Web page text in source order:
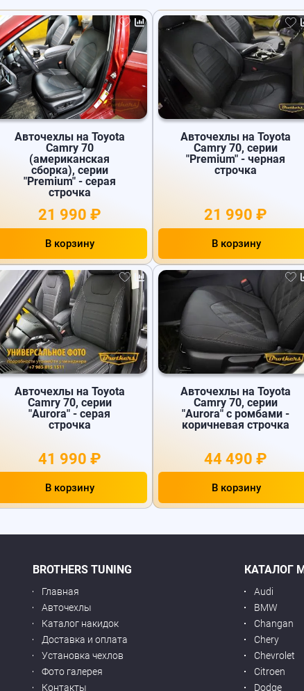
Авточехлы на Toyota
Camry 70
(американская
сборка), серии
"Premium" - серая
строчка
21 990 ₽
В корзину
Авточехлы на Toyota
Camry 70, серии
"Premium" - черная
строчка
21 990 ₽
В корзину
Авточехлы на Toyota
Camry 70, серии
"Aurora" - серая
строчка
41 990 ₽
В корзину
Авточехлы на Toyota
Camry 70, серии
"Aurora" с ромбами -
коричневая строчка
44 490 ₽
В корзину
BROTHERS TUNING
Главная
Авточехлы
Каталог накидок
Доставка и оплата
Установка чехлов
Фото галерея
Контакты
КАТАЛОГ
Audi
BMW
Changan
Chery
Chevrolet
Citroen
Dodge